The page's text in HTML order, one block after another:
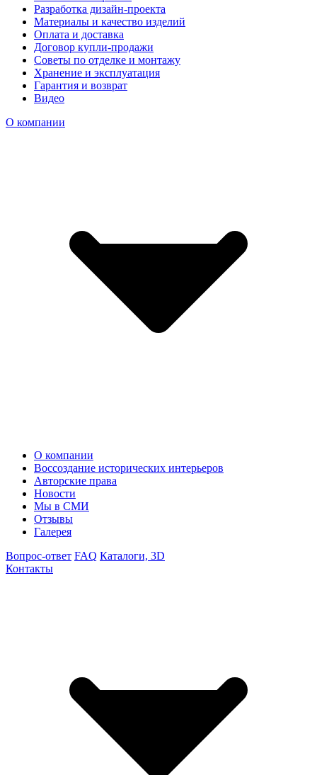
Разработка дизайн-проекта
Материалы и качество изделий
Оплата и доставка
Договор купли-продажи
Советы по отделке и монтажу
Хранение и эксплуатация
Гарантия и возврат
Видео
О компании
О компании
Воссоздание исторических интерьеров
Авторские права
Новости
Мы в СМИ
Отзывы
Галерея
Вопрос-ответ FAQ Каталоги, 3D
Контакты